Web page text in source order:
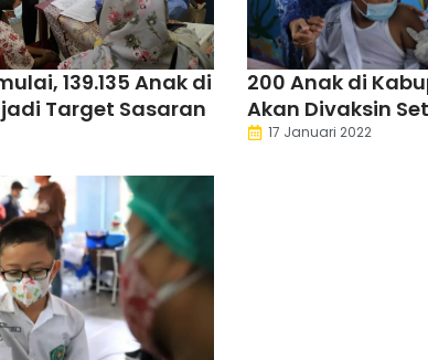
139.135 Anak di
Target Sasaran
200 Anak di
Akan Divaksin
17 Januari 2022